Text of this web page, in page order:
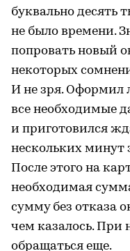
буквально десять
не было времени.
попровать новый
некоторых
И не зря. Оформил
все необходимые
и приготовился
нескольких минут
После этого на
необходимая
сумму без отказа
чем казалось. При
обращаться еще.